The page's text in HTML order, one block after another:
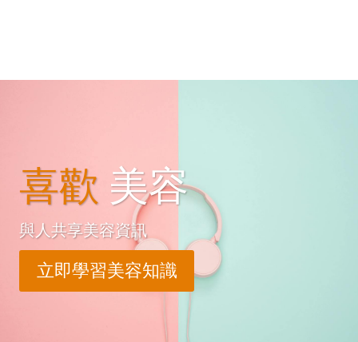
喜歡 美容
與人共享美容資訊
立即學習美容知識